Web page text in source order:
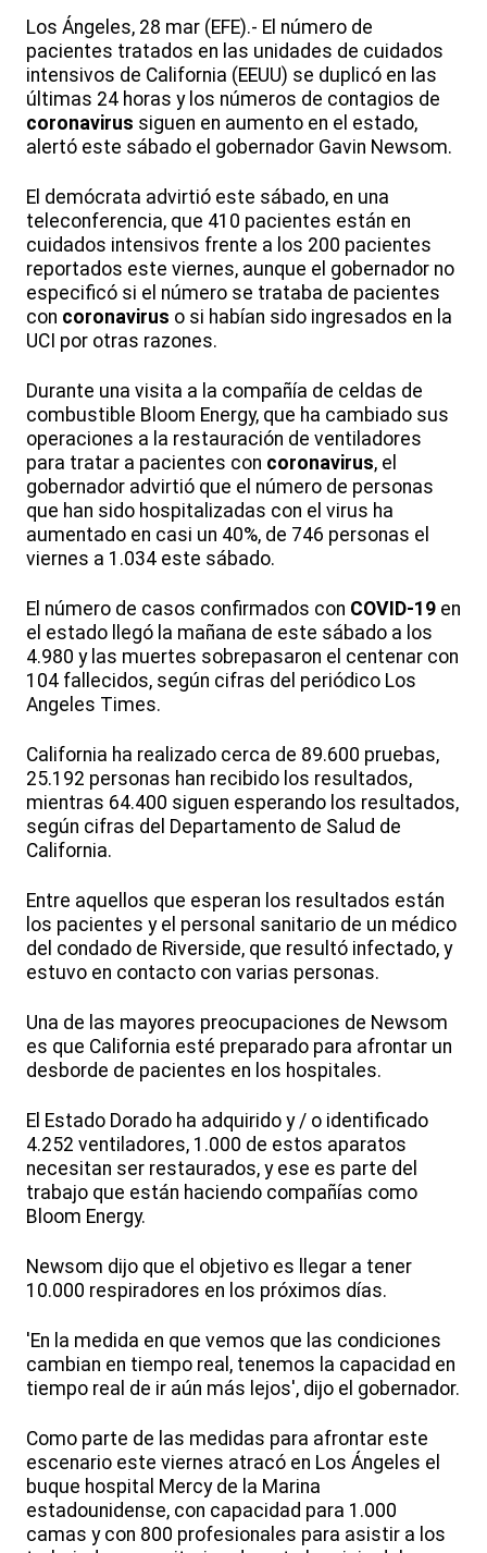
Los Ángeles, 28 mar (EFE).- El número de
pacientes tratados en las unidades de cuidados
intensivos de California (EEUU) se duplicó en las
últimas 24 horas y los números de contagios de
coronavirus siguen en aumento en el estado,
alertó este sábado el gobernador Gavin Newsom.
El demócrata advirtió este sábado, en una
teleconferencia, que 410 pacientes están en
cuidados intensivos frente a los 200 pacientes
reportados este viernes, aunque el gobernador no
especificó si el número se trataba de pacientes
con coronavirus o si habían sido ingresados en la
UCI por otras razones.
Durante una visita a la compañía de celdas de
combustible Bloom Energy, que ha cambiado sus
operaciones a la restauración de ventiladores
para tratar a pacientes con coronavirus, el
gobernador advirtió que el número de personas
que han sido hospitalizadas con el virus ha
aumentado en casi un 40%, de 746 personas el
viernes a 1.034 este sábado.
El número de casos confirmados con COVID-19 en
el estado llegó la mañana de este sábado a los
4.980 y las muertes sobrepasaron el centenar con
104 fallecidos, según cifras del periódico Los
Angeles Times.
California ha realizado cerca de 89.600 pruebas,
25.192 personas han recibido los resultados,
mientras 64.400 siguen esperando los resultados,
según cifras del Departamento de Salud de
California.
Entre aquellos que esperan los resultados están
los pacientes y el personal sanitario de un médico
del condado de Riverside, que resultó infectado, y
estuvo en contacto con varias personas.
Una de las mayores preocupaciones de Newsom
es que California esté preparado para afrontar un
desborde de pacientes en los hospitales.
El Estado Dorado ha adquirido y / o identificado
4.252 ventiladores, 1.000 de estos aparatos
necesitan ser restaurados, y ese es parte del
trabajo que están haciendo compañías como
Bloom Energy.
Newsom dijo que el objetivo es llegar a tener
10.000 respiradores en los próximos días.
'En la medida en que vemos que las condiciones
cambian en tiempo real, tenemos la capacidad en
tiempo real de ir aún más lejos', dijo el gobernador.
Como parte de las medidas para afrontar este
escenario este viernes atracó en Los Ángeles el
buque hospital Mercy de la Marina
estadounidense, con capacidad para 1.000
camas y con 800 profesionales para asistir a los